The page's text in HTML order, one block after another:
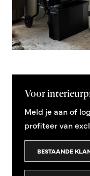
Voor
Meld je aan of
profiteer van
BESTAANDE